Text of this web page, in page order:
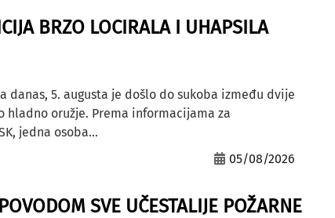
BRZO LOCIRALA I UHAPSILA
danas, 5. augusta je došlo do sukoba između dvije
oružje. Prema informacijama za
jedna osoba...
05/08/2026
SVE UČESTALIJE POŽARNE